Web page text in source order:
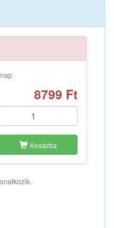
8799 Ft
Kosárba